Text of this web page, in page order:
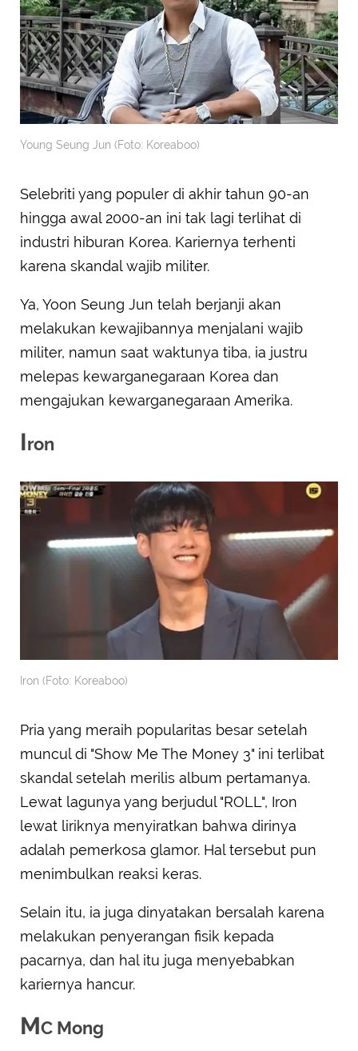
Young Seung Jun (Foto: Koreaboo)
Selebriti yang populer di akhir tahun 90-an
hingga awal 2000-an ini tak lagi terlihat di
industri hiburan Korea. Kariernya terhenti
karena skandal wajib militer.
Ya, Yoon Seung Jun telah berjanji akan
melakukan kewajibannya menjalani wajib
militer, namun saat waktunya tiba, ia justru
melepas kewarganegaraan Korea dan
mengajukan kewarganegaraan Amerika.
Iron
Iron (Foto: Koreaboo)
Pria yang meraih popularitas besar setelah
muncul di "Show Me The Money 3" ini terlibat
skandal setelah merilis album pertamanya.
Lewat lagunya yang berjudul "ROLL", Iron
lewat liriknya menyiratkan bahwa dirinya
adalah pemerkosa glamor. Hal tersebut pun
menimbulkan reaksi keras.
Selain itu, ia juga dinyatakan bersalah karena
melakukan penyerangan fisik kepada
pacarnya, dan hal itu juga menyebabkan
kariernya hancur.
MC Mong